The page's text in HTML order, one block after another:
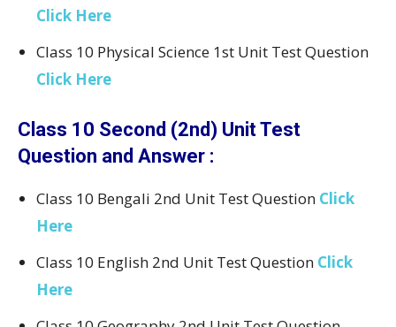
Click Here
Class 10 Physical Science 1st Unit Test Question
Click Here
Class 10 Second (2nd) Unit Test
Question and Answer :
Class 10 Bengali 2nd Unit Test Question Click
Here
Class 10 English 2nd Unit Test Question Click
Here